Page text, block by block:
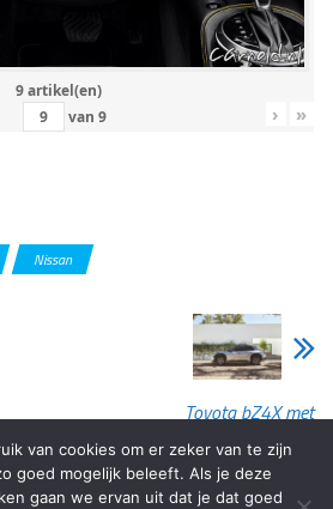
9 artikel(en)
van 9 › »
Nissan
Toyota bZ4X met
van cookies om er zeker van te zijn
goed mogelijk beleeft. Als je deze
gaan we ervan uit dat je dat goed